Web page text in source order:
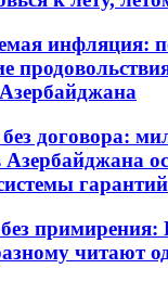
инфляция:
договора:
гарантий
примирения:
читают